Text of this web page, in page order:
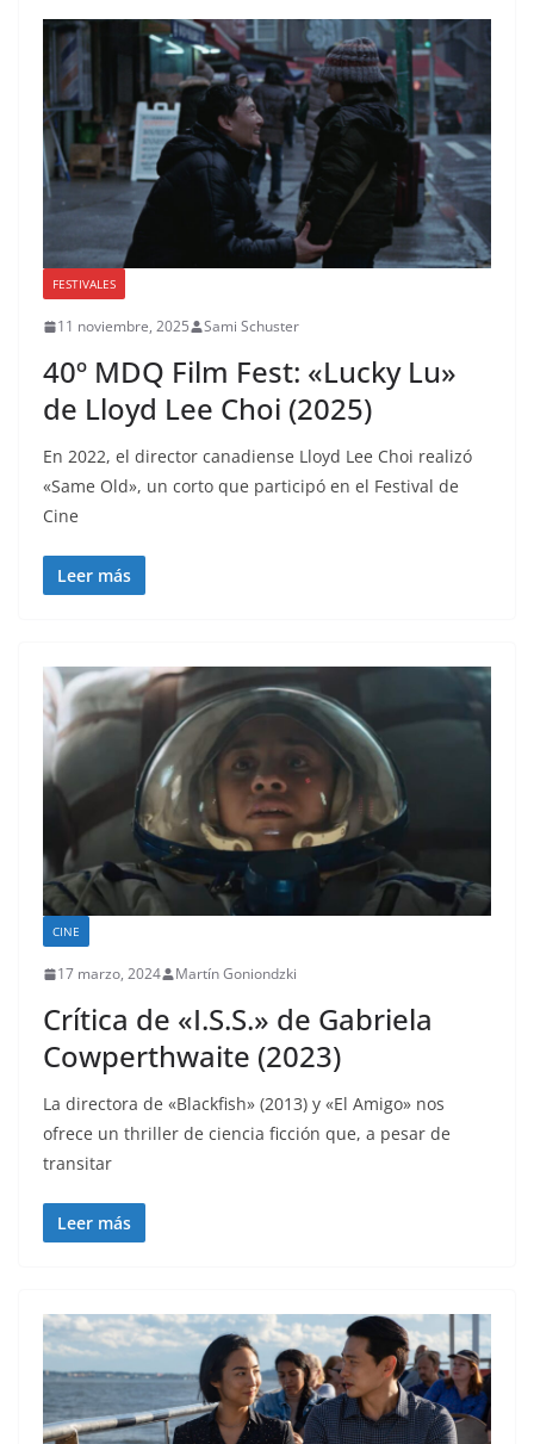
FESTIVALES
11 noviembre, 2025 Sami Schuster
40º MDQ Film Fest: «Lucky Lu»
de Lloyd Lee Choi (2025)
En 2022, el director canadiense Lloyd Lee Choi realizó
«Same Old», un corto que participó en el Festival de
Cine
Leer más
CINE
17 marzo, 2024 Martín Goniondzki
Crítica de «I.S.S.» de Gabriela
Cowperthwaite (2023)
La directora de «Blackfish» (2013) y «El Amigo» nos
ofrece un thriller de ciencia ficción que, a pesar de
transitar
Leer más